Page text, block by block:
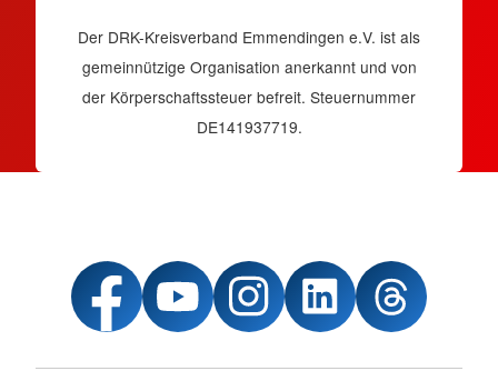
Der DRK-Kreisverband Emmendingen e.V. ist als
gemeinnützige Organisation anerkannt und von
der Körperschaftssteuer befreit. Steuernummer
DE141937719.